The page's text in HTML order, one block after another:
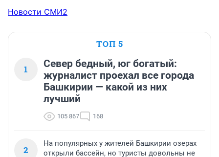
Новости СМИ2
ТОП 5
1
Север бедный, юг богатый:
журналист проехал все города
Башкирии — какой из них
лучший
105 867 168
2
На популярных у жителей Башкирии озерах
открыли бассейн, но туристы довольны не